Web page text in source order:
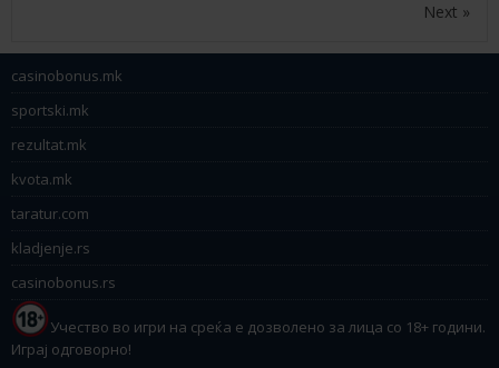
Next »
casinobonus.mk
sportski.mk
rezultat.mk
kvota.mk
taratur.com
kladjenje.rs
casinobonus.rs
Учество во игри на среќа е дозволено за лица со 18+ години.
Играј одговорно!